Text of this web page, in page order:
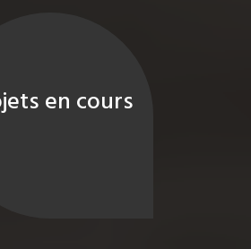
en cours